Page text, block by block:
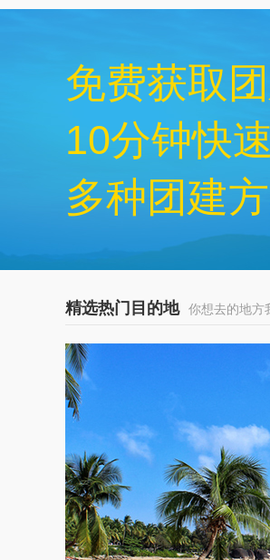
免费获取
10分钟快
多种团建
精选热门目的地 你想去的地方